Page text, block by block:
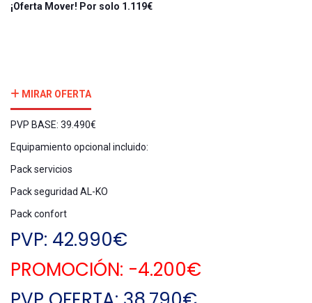
¡Oferta Mover! Por solo 1.119€
MIRAR OFERTA
PVP BASE: 39.490€
Equipamiento opcional incluido:
Pack servicios
Pack seguridad AL-KO
Pack confort
PVP: 42.990€
PROMOCIÓN: -4.200€